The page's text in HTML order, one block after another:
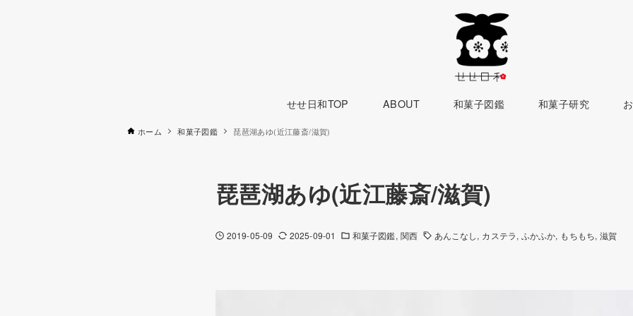
せせ日和TOP ABOUT 和菓子図鑑 和菓子研究
ホーム 和菓子図鑑 琵琶湖あゆ(近江藤斎/滋賀)
琵琶湖あゆ(近江藤斎/滋賀)
2019-05-09 2025-09-01 和菓子図鑑 関西 あんこなし カステラ ふかふか もちもち 滋賀